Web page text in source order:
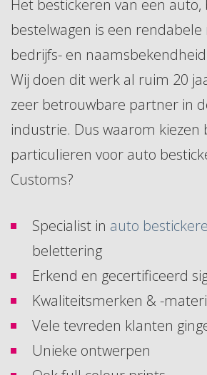
Het bestickeren van een auto,
bestelwagen is een
bedrijfs- en
Wij doen dit werk al ruim 20
zeer betrouwbare partner in
industrie. Dus waarom kiezen
particulieren voor auto
Customs?
Specialist in auto
belettering
Erkend en gecertificeerd
Kwaliteitsmerken & -
Vele tevreden klanten
Unieke ontwerpen